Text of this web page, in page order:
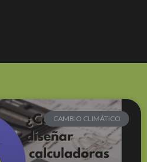
CAMBIO CLIMÁTICO